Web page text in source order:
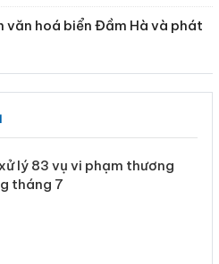
văn hoá biển Đầm Hà và phát
lý 83 vụ vi phạm thương
tháng 7